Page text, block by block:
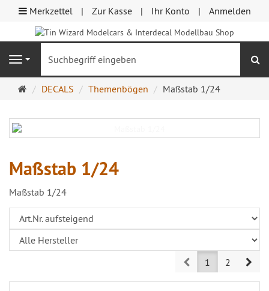
Merkzettel Zur Kasse Ihr Konto Anmelden
Navigation
Startseite
DECALS Themenbögen Maßstab 1/24
Maßstab 1/24
Maßstab 1/24
Prev1 2